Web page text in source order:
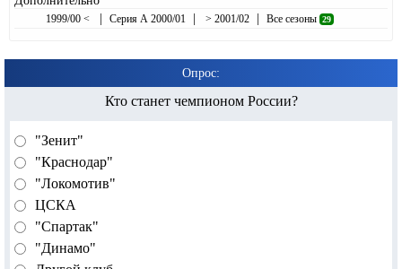
1999/00 < | Серия А 2000/01 | > 2001/02 | Все сезоны 29
Опрос:
Кто станет чемпионом России?
"Зенит"
"Краснодар"
"Локомотив"
ЦСКА
"Спартак"
"Динамо"